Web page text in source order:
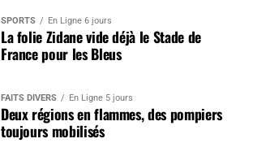
SPORTS En Ligne 6 jours
La folie Zidane vide déjà le Stade de
France pour les Bleus
FAITS DIVERS En Ligne 5 jours
Deux régions en flammes, des pompiers
toujours mobilisés